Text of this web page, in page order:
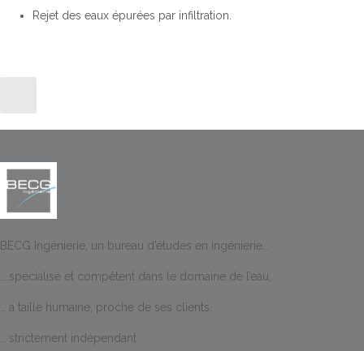
Rejet des eaux épurées par infiltration.
BECG Ingénierie, un bureau d’études en ingénierie…
… spécialisé et compétent dans le domaine de l’eau,
… à taille humaine, proche de ses clients,
… strictement indépendant.